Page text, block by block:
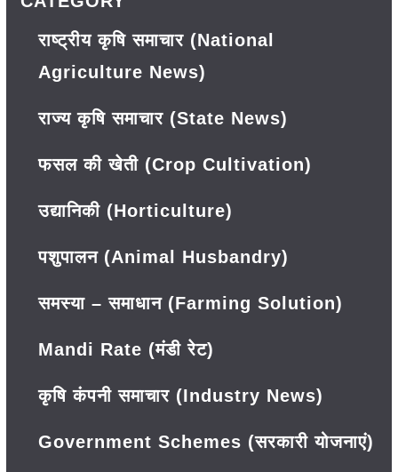
राष्ट्रीय कृषि समाचार (National
Agriculture News)
राज्य कृषि समाचार (State News)
फसल की खेती (Crop Cultivation)
उद्यानिकी (Horticulture)
पशुपालन (Animal Husbandry)
समस्या – समाधान (Farming Solution)
Mandi Rate (मंडी रेट)
कृषि कंपनी समाचार (Industry News)
Government Schemes (सरकारी योजनाएं)